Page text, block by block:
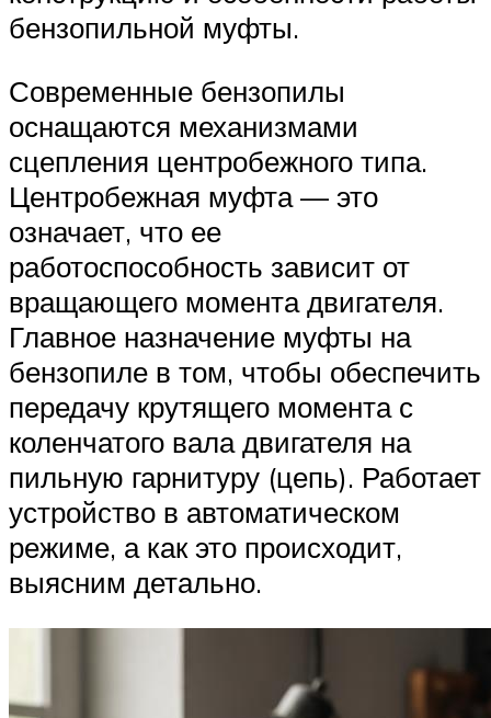
бензопильной муфты.
Современные бензопилы
оснащаются механизмами
сцепления центробежного типа.
Центробежная муфта — это
означает, что ее
работоспособность зависит от
вращающего момента двигателя.
Главное назначение муфты на
бензопиле в том, чтобы обеспечить
передачу крутящего момента с
коленчатого вала двигателя на
пильную гарнитуру (цепь). Работает
устройство в автоматическом
режиме, а как это происходит,
выясним детально.